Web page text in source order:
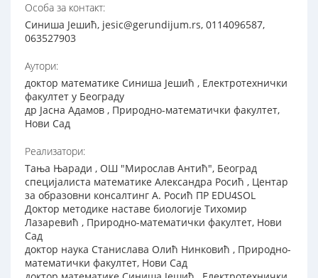
Особа за контакт:
Синиша Јешић, jesic@gerundijum.rs, 0114096587,
063527903
Аутори:
доктор математике Синиша Јешић , Електротехнички
факултет у Београду
др Јасна Адамов , Природно-математички факултет,
Нови Сад
Реализатори:
Тања Њаради , ОШ "Мирослав Антић", Београд
специјалиста математике Александра Росић , Центар
за образовни консалтинг А. Росић ПР EDU4SOL
Доктор методике наставе биологије Тихомир
Лазаревић , Природно-математички факултет, Нови
Сад
доктор наука Станислава Олић Нинковић , Природно-
математички факултет, Нови Сад